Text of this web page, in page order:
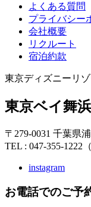
よくある質問
プライバシー
会社概要
リクルート
宿泊約款
東京ディズニーリ
東京ベイ舞
〒279-0031 千葉県
TEL : 047-355-1222
instagram
お電話でのご予